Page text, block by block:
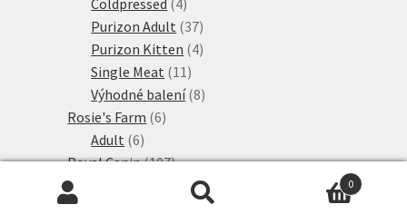
produkty
Purizon Adult 3737
produktů
Purizon Kitten 44
Single Meat 11 11
produktů
Výhodné balení 88
Rosie's Farm 66
Adult 66
produktů
Royal Canin 107107
produktů
Royal Canin Breed
18
0